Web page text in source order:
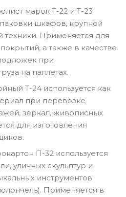
марок Т-22 и Т-23
шкафов, крупной
Применяется для
а также в качестве
при
на паллетах.
Т-24 используется как
при перевозке
зеркал, живописных
для изготовления
П-32 используется
уличных скульптур и
инструментов
Применяется в